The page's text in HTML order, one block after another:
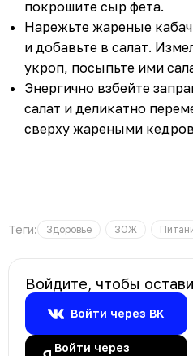
покрошите сыр фета.
Нарежьте жареные
и добавьте в салат.
укроп, посыпьте ими
Энергично взбейте
салат и деликатно
сверху жареными
Теги: Здоровье ЗОЖ
Войдите, чтобы
Войти через ВК
Войти через